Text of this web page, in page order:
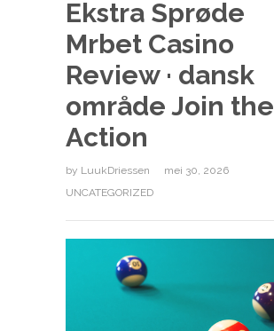
Ekstra Sprøde
Mrbet Casino
Review · dansk
område Join the
Action
by LuukDriessen
mei 30, 2026
UNCATEGORIZED